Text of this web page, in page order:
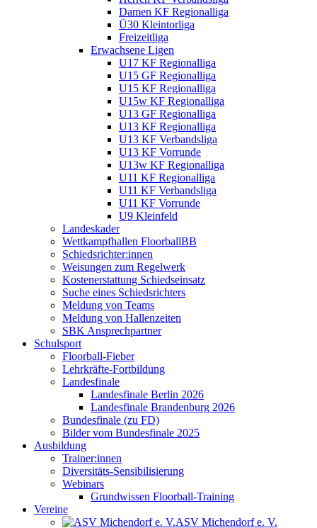
Damen KF Regionalliga
Ü30 Kleintorliga
Freizeitliga
Erwachsene Ligen
U17 KF Regionalliga
U15 GF Regionalliga
U15 KF Regionalliga
U15w KF Regionalliga
U13 GF Regionalliga
U13 KF Regionalliga
U13 KF Verbandsliga
U13 KF Vorrunde
U13w KF Regionalliga
U11 KF Regionalliga
U11 KF Verbandsliga
U11 KF Vorrunde
U9 Kleinfeld
Landeskader
Wettkampfhallen FloorballBB
Schiedsrichter:innen
Weisungen zum Regelwerk
Kostenerstattung Schiedseinsatz
Suche eines Schiedsrichters
Meldung von Teams
Meldung von Hallenzeiten
SBK Ansprechpartner
Schulsport
Floorball-Fieber
Lehrkräfte-Fortbildung
Landesfinale
Landesfinale Berlin 2026
Landesfinale Brandenburg 2026
Bundesfinale (zu FD)
Bilder vom Bundesfinale 2025
Ausbildung
Trainer:innen
Diversitäts-Sensibilisierung
Webinars
Grundwissen Floorball-Training
Vereine
ASV Michendorf e. V.